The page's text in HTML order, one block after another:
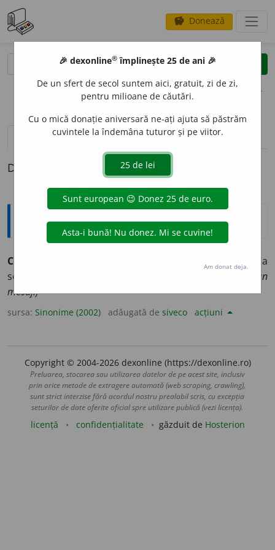
savings Donează
clear
opțiuni
definiții (1) pronunțievolume_up (50)
Definiția cu ID-ul 177051:
Sinonime
CIFR
a
se ridica.
(A ~ un text, un
mesaj.)
sursa: Sinonime (2002) adăugată de siveco acțiuni
Copyright © 2004-2026 dexonline (https://dexonline.ro)
Preluarea, stocarea sau utilizarea datelor de pe acest site, inclusiv
prin orice metode de extragere automată (web scraping, crawling),
sunt strict interzise fără acordul nostru prealabil scris, cu excepția
seturilor de date oferite oficial spre utilizare publică (vezi licența).
licență confidențialitate găzduit de Hosterion
🎉 dexonline® împlinește 25 de ani 🎉
De un sfert de secol suntem aici, gratuit, zi de zi,
pentru milioane de căutări.
Cu o mică donație aniversară ne-ați ajuta să păstrăm
cuvintele la îndemâna tuturor și pe viitor.
Am donat deja.